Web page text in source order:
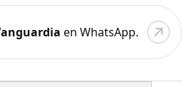
en WhatsApp.